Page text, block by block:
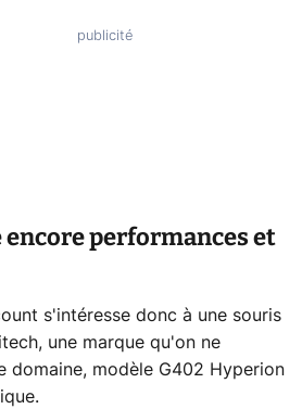
performances et
s'intéresse donc à une souris
une marque qu'on ne
domaine, modèle G402 Hyperion